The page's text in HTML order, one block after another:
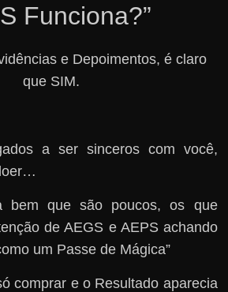
Funciona?”
e Depoimentos, é claro
que SIM.
a ser sinceros com você,
bem que são poucos, os que
de AEGS e AEPS achando
um Passe de Mágica”
comprar e o Resultado aparecia